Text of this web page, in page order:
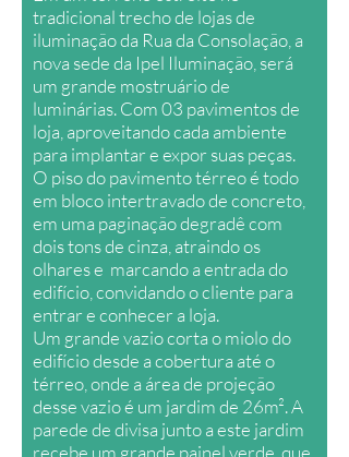
tradicional trecho de lojas de
iluminação da Rua da Consolação, a
nova sede da Ipel Iluminação, será
um grande mostruário de
luminárias. Com 03 pavimentos de
loja, aproveitando cada ambiente
para implantar e expor suas peças.
O piso do pavimento térreo é todo
em bloco intertravado de concreto,
em uma paginação degradê com
dois tons de cinza, atraindo os
olhares e marcando a entrada do
edifício, convidando o cliente para
entrar e conhecer a loja.
Um grande vazio corta o miolo do
edifício desde a cobertura até o
térreo, onde a área de projeção
desse vazio é um jardim de 26m². A
parede de divisa junto a este jardim
recebe um grande painel verde, que